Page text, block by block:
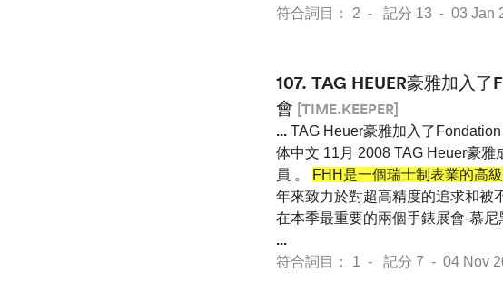
符合詞目： 2 - 記分 13 - 03 Jan
107. TAG HEUER豪雅加入
會 [TIME.KEEPER]
... TAG Heuer豪雅加入了
体中文 11月 2008 TAG Heuer豪
員 。
FHH是一個瑞士制表業的高
年來致力於對超高精度的追求和被
在本季最重要的兩個手錶展會-慕
...
符合詞目： 1 - 記分 7 - 04 Nov